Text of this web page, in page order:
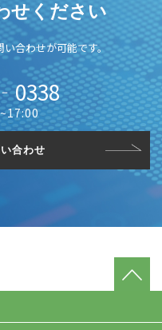
せください
合わせが可能です。
合わせ